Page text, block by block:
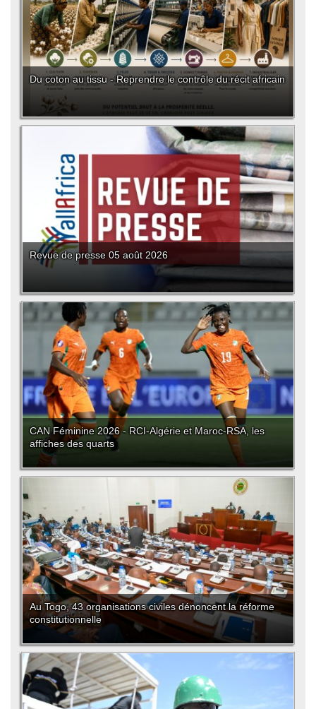
Du coton au tissu - Reprendre le contrôle du récit africain
Revue de presse 05 août 2026
CAN Féminine 2026 - RCI-Algérie et Maroc-RSA, les
affiches des quarts
Au Togo, 43 organisations civiles dénoncent la réforme
constitutionnelle